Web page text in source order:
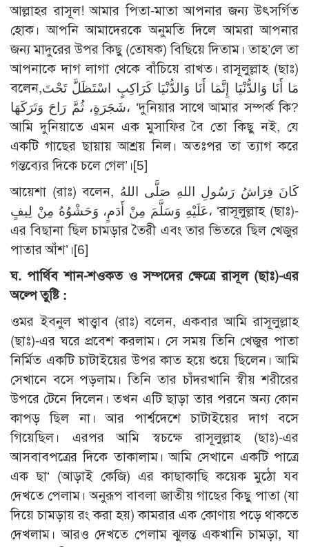
আল্লাহর রাসূল! আমার পিতা-মাতা আপনার জন্য উৎসর্গিত
হোক। আপনি আমাদেরকে অনুমতি দিলে আমরা আপনার
জন্য মাদুরের উপর কিছু (তোষক) বিছিয়ে দিতাম। তাহ’লে তা
আপনাকে দাগ লাগা থেকে বাঁচিয়ে রাখত। রাসূলুল্লাহ (ছাঃ)
বলেন,مَا أَنَا وَالدُّنْيَا إِنَّمَا أَنَا وَالدُّنْيَا كَرَاكِبٍ اسْتَظَلَّ تَحْتَ
شَجَرَةٍ، ثُمَّ رَاحَ وَتَرَكَهَا، ‘দুনিয়ার সাথে আমার সম্পর্ক কি?
আমি দুনিয়াতে এমন এক মুসাফির বৈ তো কিছু নই, যে
একটি গাছের ছায়ায় আশ্রয় নিল। অতঃপর তা ত্যাগ করে
গন্তব্যের দিকে চলে গেল’।[5]
আয়েশা (রাঃ) বলেন, كَانَ فِرَاشُ رَسُولِ اللهِ صَلَّى اللهُ
عَلَيْهِ وَسَلَّمَ مِنْ أَدَمٍ، وَحَشْوُهُ مِنْ لِيفٍ، ‘রাসূলুল্লাহ (ছাঃ)-
এর বিছানা ছিল চামড়ার তৈরী এবং তার ভিতরে ছিল খেজুর
পাতার আঁশ’।[6]
ঘ. পার্থিব শান-শওকত ও সম্পদের ক্ষেত্রে রাসূল (ছাঃ)-এর
অল্পে তুষ্টি :
ওমর ইবনুল খাত্ত্বাব (রাঃ) বলেন, একবার আমি রাসূলুল্লাহ
(ছাঃ)-এর ঘরে প্রবেশ করলাম। সে সময় তিনি খেজুর পাতা
নির্মিত একটি চাটাইয়ের উপর কাত হয়ে শুয়ে ছিলেন। আমি
সেখানে বসে পড়লাম। তিনি তার চাঁদরখানি স্বীয় শরীরের
উপরে টেনে দিলেন। তখন এটি ছাড়া তার পরনে অন্য কোন
কাপড় ছিল না। আর পার্শ্বদেশে চাটাইয়ের দাগ বসে
গিয়েছিল। এরপর আমি স্বচক্ষে রাসূলুল্লাহ (ছাঃ)-এর
আসবাবপত্রের দিকে তাকালাম। আমি সেখানে একটি পাত্রে
এক ছা‘ (আড়াই কেজি) এর কাছাকাছি কয়েক মুঠো যব
দেখতে পেলাম। অনুরূপ বাবলা জাতীয় গাছের কিছু পাতা (যা
দিয়ে চামড়ায় রং করা হয়) কামরার এক কোণায় পড়ে থাকতে
দেখলাম। আরও দেখতে পেলাম ঝুলন্ত একখানি চামড়া, যা